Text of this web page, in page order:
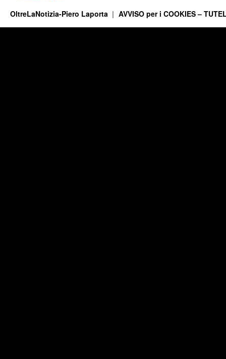
OltreLaNotizia-Piero Laporta AVVISO per i COOKIES –